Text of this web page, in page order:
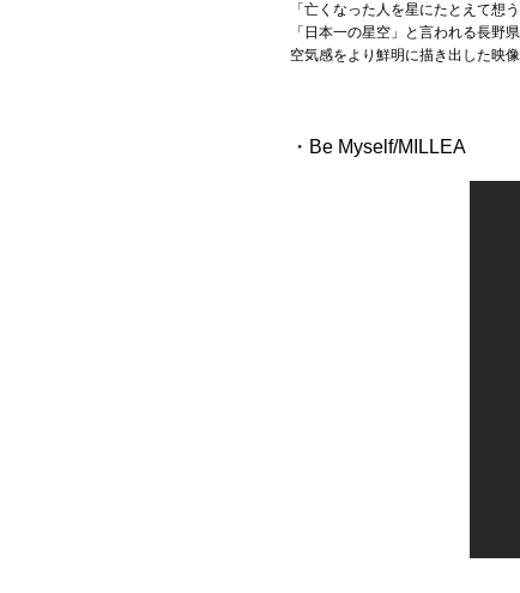
「亡くなった人を星にたとえて想
「日本一の星空」と言われる長野
空気感をより鮮明に描き出した映
・Be Myself/MILLEA